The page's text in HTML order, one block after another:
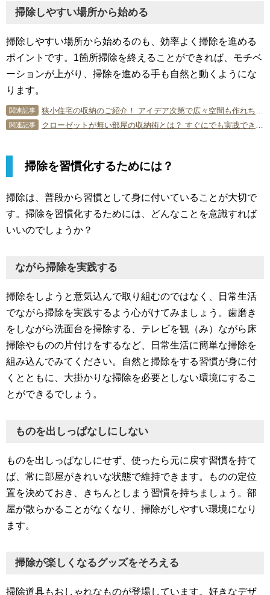
掃除しやすい場所から始める
掃除しやすい場所から始めるのも、効率よく掃除を進める
ポイントです。1箇所掃除を終えることができれば、モチベ
ーションが上がり、掃除を進める手も自然と動くようにな
ります。
関連記事 狭小住宅の収納のご紹介！ アイデア次第で広々空間も作れちゃう
関連記事 クローゼットが無い部屋の収納術とは？ すぐにでも実践できる方法
掃除を習慣化するためには？
掃除は、普段から習慣として身に付いていることが大切で
す。掃除を習慣化するためには、どんなことを意識すれば
いいのでしょうか？
ながら掃除を実践する
掃除をしようと意気込んで取り組むのではなく、日常生活
でながら掃除を実践するよう心がけてみましょう。歯磨き
をしながら洗面台を掃除する、テレビを観（み）ながら床
掃除やものの片付けをするなど、日常生活に簡単な掃除を
組み込んでみてください。自然と掃除をする習慣が身に付
くとともに、大掛かりな掃除を必要としない環境にするこ
とができるでしょう。
ものを出しっぱなしにしない
ものを出しっぱなしにせず、使ったら元に戻す習慣を持て
ば、常に部屋がきれいな状態で維持できます。ものの定位
置を決めておき、きちんとしまう習慣を持ちましょう。部
屋が散らかることがなくなり、掃除がしやすい環境になり
ます。
掃除が楽しくなるグッズをそろえる
掃除道具もおしゃれなものが登場しています。好きなデザ